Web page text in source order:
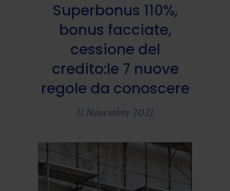
Superbonus 110%,
bonus facciate,
cessione del
credito:le 7 nuove
regole da conoscere
11 Novembre 2021